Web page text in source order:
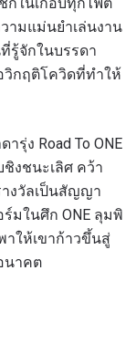
ามแม่นยำเล่นงาน
รู้จักในบรรดา
วิกฤติโควิดที่ทำให้
รุ่ง Road To ONE
งชนะเลิศ คว้า
างวัลเป็นสัญญา
มในศึก ONE ลุมพิ
าให้เขาก้าวขึ้นสู่
นาคต